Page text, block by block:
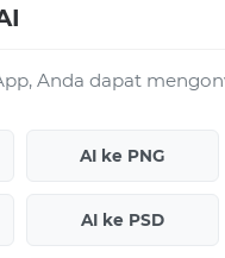
Anda dapat
AI ke PNG
AI ke PSD